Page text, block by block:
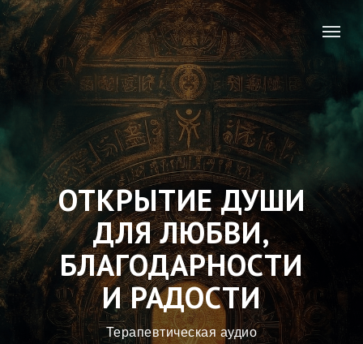
ОТКРЫТИЕ ДУШИ
ДЛЯ ЛЮБВИ,
БЛАГОДАРНОСТИ
И РАДОСТИ
Терапевтическая аудио